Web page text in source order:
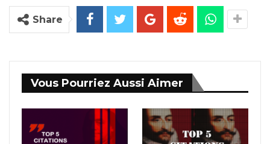
Share
Vous Pourriez Aussi Aimer